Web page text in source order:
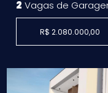
2 Vagas de
R$ 2.080.000,00